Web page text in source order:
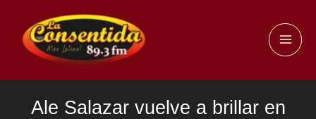
contenido
Ale Salazar vuelve a brillar en